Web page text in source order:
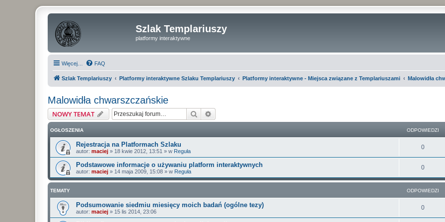
Szlak Templariuszy
platformy interaktywne
Więcej… FAQ
Szlak Templariuszy Platformy interaktywne Szlaku Templariuszy Platformy interaktywne - Miejsca związane z Templariuszami Malowidła
Malowidła chwarszczańskie
NOWY TEMAT Szukaj
OGŁOSZENIA ODPOWIEDZI
Rejestracja na Platformach Szlaku
autor: maciej » 18 kwie 2012, 13:51 » w Reguła
0O
d
w
i
Podstawowe informacje o używaniu platform interaktywnych
autor: maciej » 14 maja 2009, 15:08 » w Reguła
0O
d
p
o
w
TEMATY ODPOWIEDZI
Podsumowanie siedmiu miesięcy moich badań (ogólne tezy)
autor: maciej » 15 lis 2014, 23:06
0O
d